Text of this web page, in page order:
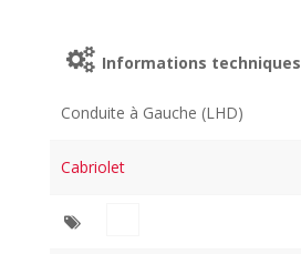
Informations techniques
Conduite à Gauche (LHD)
Cabriolet